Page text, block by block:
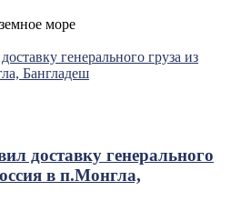
море
доставку генерального
в п.Монгла,